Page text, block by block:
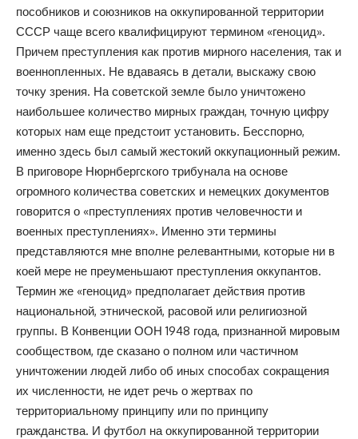
пособников и союзников на оккупированной территории
СССР чаще всего квалифицируют термином «геноцид».
Причем преступления как против мирного населения, так и
военнопленных. Не вдаваясь в детали, выскажу свою
точку зрения. На советской земле было уничтожено
наибольшее количество мирных граждан, точную цифру
которых нам еще предстоит установить. Бесспорно,
именно здесь был самый жестокий оккупационный режим.
В приговоре Нюрнбергского трибунала на основе
огромного количества советских и немецких документов
говорится о «преступлениях против человечности и
военных преступлениях». Именно эти термины
представляются мне вполне релевантными, которые ни в
коей мере не преуменьшают преступления оккупантов.
Термин же «геноцид» предполагает действия против
национальной, этнической, расовой или религиозной
группы. В Конвенции ООН 1948 года, признанной мировым
сообществом, где сказано о полном или частичном
уничтожении людей либо об иных способах сокращения
их численности, не идет речь о жертвах по
территориальному принципу или по принципу
гражданства. И футбол на оккупированной территории